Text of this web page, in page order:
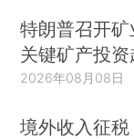
特朗普召开
关键矿产投
2026年08月08日
境外收入征